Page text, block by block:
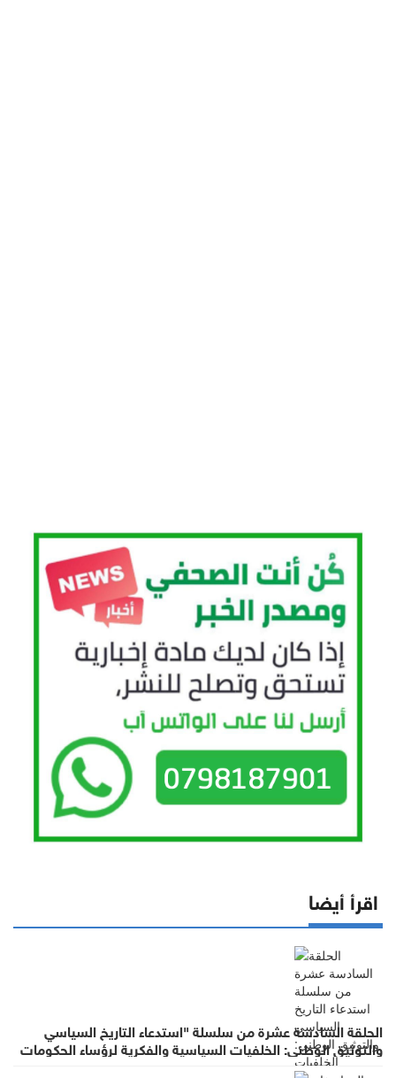
اقرأ أيضا
الحلقة السادسة عشرة من سلسلة "استدعاء التاريخ السياسي
والتوثيق الوطني: الخلفيات السياسية والفكرية لرؤساء الحكومات
في عهد الملك الحسين بن طلال (١٩٥٣- ١٩٩٩)"